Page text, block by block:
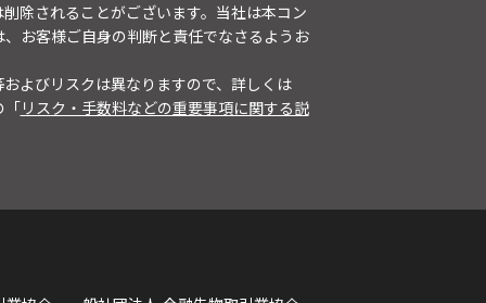
除されることがございます。当社は本コン
お客様ご自身の判断と責任でなさるようお
よびリスクは異なりますので、詳しくは
「リスク・手数料などの重要事項に関する説